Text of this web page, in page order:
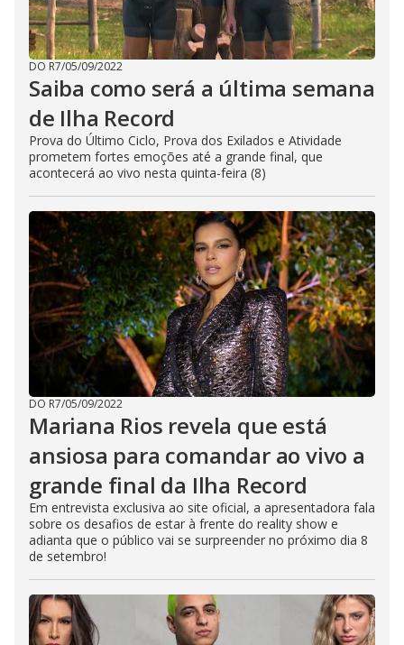
DO R7/05/09/2022
Saiba como será a última semana
de Ilha Record
Prova do Último Ciclo, Prova dos Exilados e Atividade
prometem fortes emoções até a grande final, que
acontecerá ao vivo nesta quinta-feira (8)
DO R7/05/09/2022
Mariana Rios revela que está
ansiosa para comandar ao vivo a
grande final da Ilha Record
Em entrevista exclusiva ao site oficial, a apresentadora fala
sobre os desafios de estar à frente do reality show e
adianta que o público vai se surpreender no próximo dia 8
de setembro!